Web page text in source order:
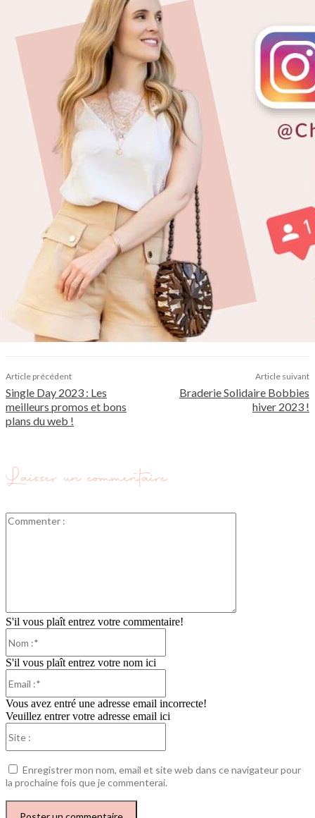
Article précédent
Single Day 2023 : Les
meilleurs promos et bons
plans du web !
Article suivant
Braderie Solidaire Bobbies
hiver 2023 !
Laisser un commentaire
S'il vous plaît entrez votre commentaire!
S'il vous plaît entrez votre nom ici
Vous avez entré une adresse email incorrecte!
Veuillez entrer votre adresse email ici
Enregistrer mon nom, email et site web dans ce navigateur pour
la prochaine fois que je commenterai.